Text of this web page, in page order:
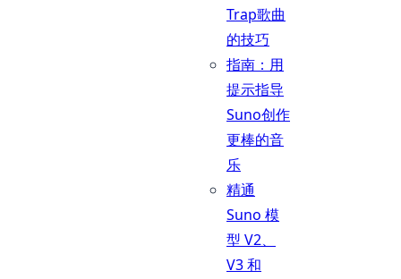
Trap歌曲
的技巧
指南：用
提示指导
Suno创作
更棒的音
乐
精通
Suno 模
型 V2、
V3 和